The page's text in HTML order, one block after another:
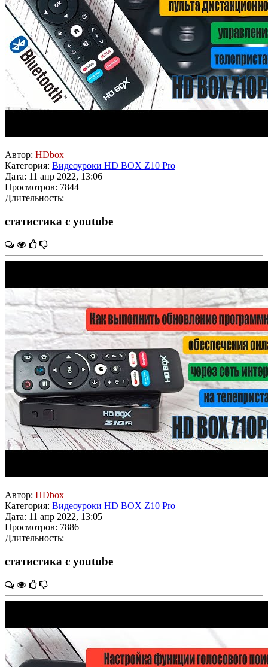
Автор: HDbox
Категория: Видеоуроки HD BOX Z10 Pro
Дата: 11 апр 2022, 13:06
Просмотров: 7844
Длительность:
статистика с youtube
Автор: HDbox
Категория: Видеоуроки HD BOX Z10 Pro
Дата: 11 апр 2022, 13:05
Просмотров: 7886
Длительность:
статистика с youtube